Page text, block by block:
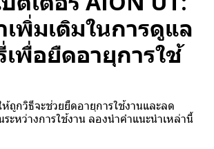
เพิ่มเติมในการดูแล
เพื่อยืดอายุการใช้
ถูกวิธีจะช่วยยืดอายุการใช้งานและลด
ะหว่างการใช้งาน ลองนำคำแนะนำเหล่านี้